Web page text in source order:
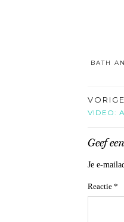
BATH
VIDEO:
Geef
Je e-
Reactie *